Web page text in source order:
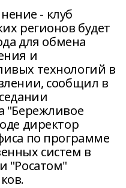
- клуб
регионов будет
для обмена
и
технологий в
сообщил в
"Бережливое
директор
по программе
систем в
"Росатом"